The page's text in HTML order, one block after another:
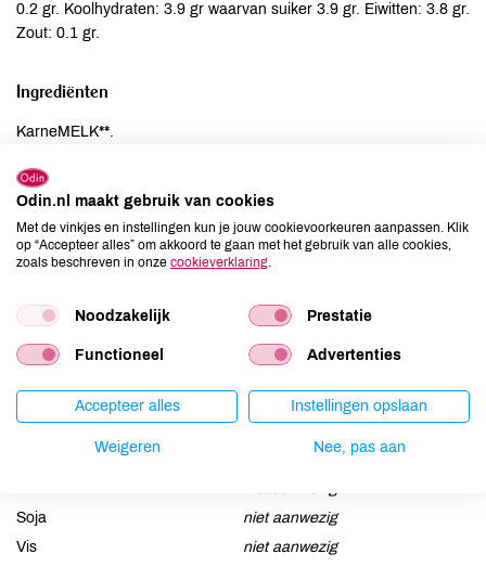
0.2 gr. Koolhydraten: 3.9 gr waarvan suiker 3.9 gr. Eiwitten: 3.8 gr.
Zout: 0.1 gr.
Ingrediënten
KarneMELK**.
Allergenen
Aardnoten
niet aanwezig
Ei
niet aanwezig
Lactose
aanwezig
Lupine
niet aanwezig
niet aanwezig
Soja
niet aanwezig
Vis
niet aanwezig
Odin.nl maakt gebruik van cookies
Met de vinkjes en instellingen kun je jouw cookievoorkeuren aanpassen. Klik
op “Accepteer alles” om akkoord te gaan met het gebruik van alle cookies,
zoals beschreven in onze cookieverklaring.
Noodzakelijk Prestatie
Functioneel Advertenties
Accepteer alles Instellingen opslaan
Weigeren Nee, pas aan